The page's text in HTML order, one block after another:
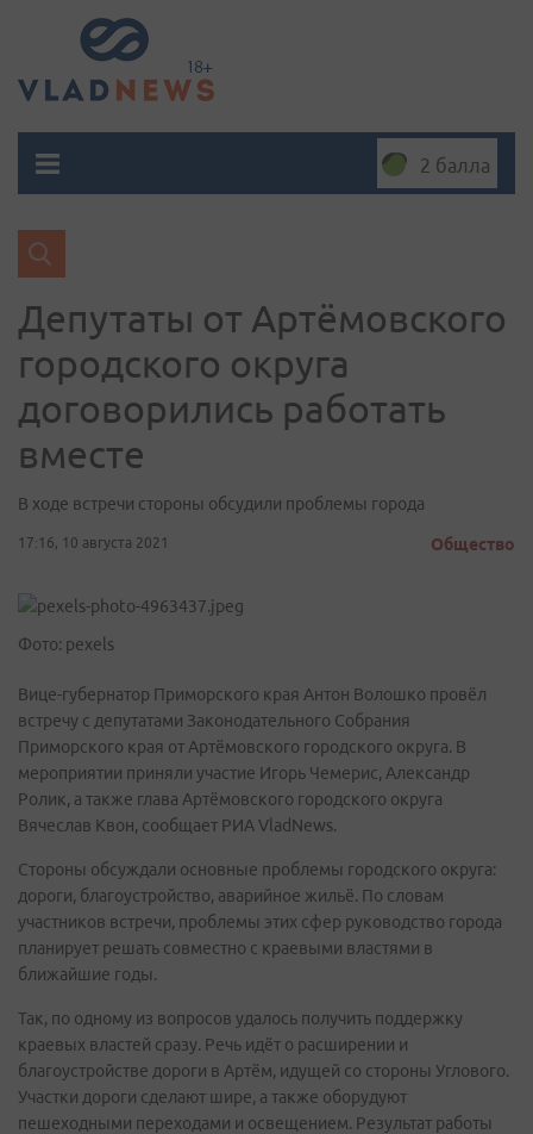
2 балла
Депутаты от Артёмовского
городского округа
договорились работать
вместе
В ходе встречи стороны обсудили проблемы города
17:16, 10 августа 2021 Общество
Фото: pexels
Вице-губернатор Приморского края Антон Волошко провёл
встречу с депутатами Законодательного Собрания
Приморского края от Артёмовского городского округа. В
мероприятии приняли участие Игорь Чемерис, Александр
Ролик, а также глава Артёмовского городского округа
Вячеслав Квон, сообщает РИА VladNews.
Стороны обсуждали основные проблемы городского округа:
дороги, благоустройство, аварийное жильё. По словам
участников встречи, проблемы этих сфер руководство города
планирует решать совместно с краевыми властями в
ближайшие годы.
Так, по одному из вопросов удалось получить поддержку
краевых властей сразу. Речь идёт о расширении и
благоустройстве дороги в Артём, идущей со стороны Углового.
Участки дороги сделают шире, а также оборудуют
пешеходными переходами и освещением. Результат работы